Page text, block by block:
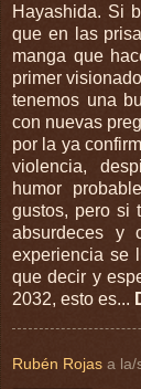
Hayashida. Si
que en las
manga que
primer
tenemos una
con nuevas
por la ya
violencia,
humor
gustos, pero si
absurdeces y
experiencia se
que decir y
2032, esto es...
Rubén Rojas a la/